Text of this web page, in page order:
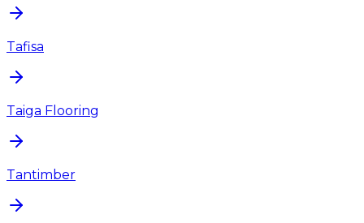
Tafisa
Taiga Flooring
Tantimber